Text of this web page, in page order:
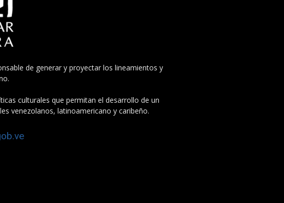
de generar y proyectar los lineamientos y
culturales que permitan el desarrollo de un
venezolanos, latinoamericano y caribeño.